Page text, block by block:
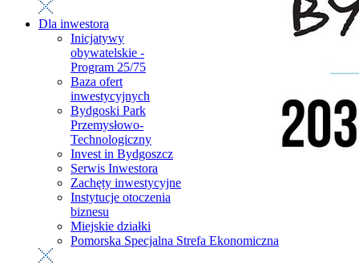
Dla inwestora
Inicjatywy
obywatelskie -
Program 25/75
Baza ofert
inwestycyjnych
Bydgoski Park
Przemysłowo-
Technologiczny
Invest in Bydgoszcz
Serwis Inwestora
Zachęty inwestycyjne
Instytucje otoczenia
biznesu
Miejskie działki
Pomorska Specjalna Strefa Ekonomiczna